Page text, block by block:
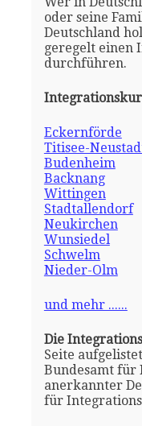
oder seine
Deutschland
geregelt einen
durchführen.
Eckernförde
Titisee-
Budenheim
Backnang
Wittingen
Stadtallendorf
Neukirchen
Wunsiedel
Schwelm
Nieder-Olm
und mehr ......
Die
Seite
Bundesamt für
anerkannter
für